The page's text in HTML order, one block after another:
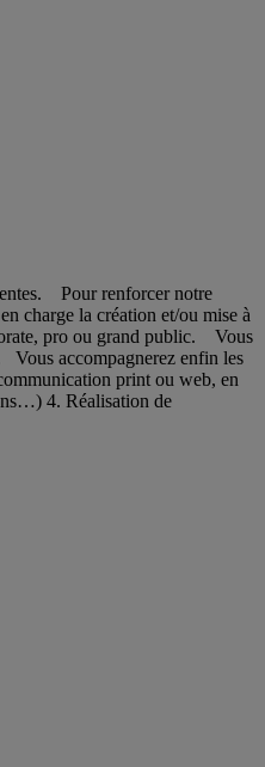
Pour renforcer notre
charge la création et/ou mise à
pro ou grand public. Vous
Vous accompagnerez enfin les
print ou web, en
4. Réalisation de